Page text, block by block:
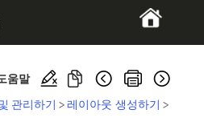
움말
관리하기 >레이아웃 생성하기 >